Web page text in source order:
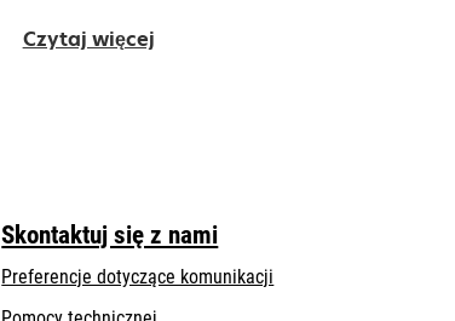
Czytaj więcej
Skontaktuj się z nami
Preferencje dotyczące komunikacji